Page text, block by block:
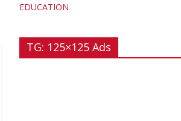
EDUCATION
TG: 125×125 Ads